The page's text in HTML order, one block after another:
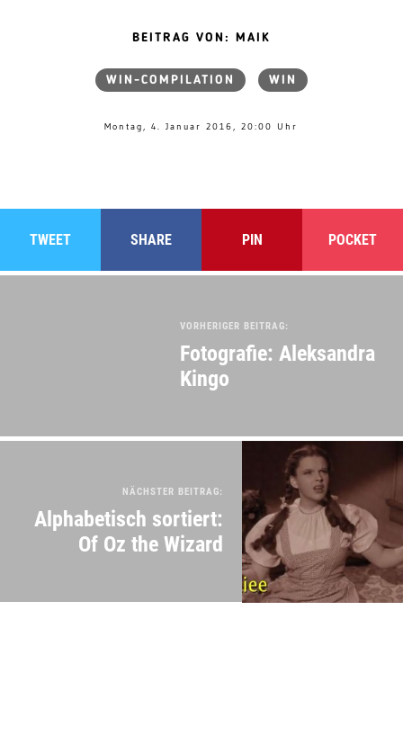
BEITRAG VON: MAIK
WIN-COMPILATION WIN
Montag, 4. Januar 2016, 20:00 Uhr
TWEET SHARE PIN POCKET
VORHERIGER BEITRAG:
Fotografie: Aleksandra
Kingo
NÄCHSTER BEITRAG:
Alphabetisch sortiert:
Of Oz the Wizard